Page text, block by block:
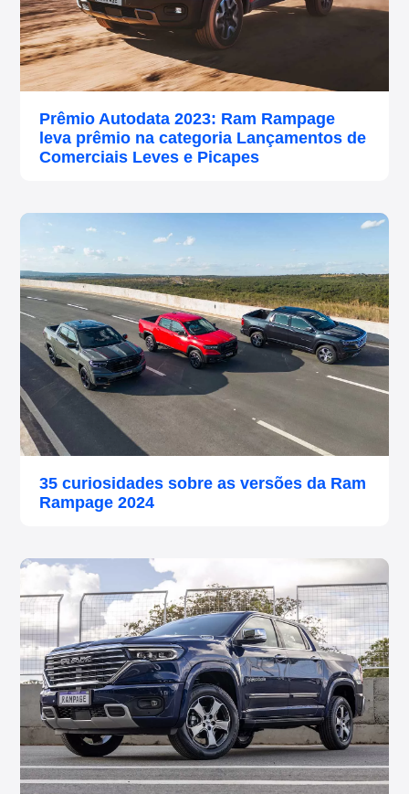
Prêmio Autodata 2023: Ram Rampage
leva prêmio na categoria Lançamentos de
Comerciais Leves e Picapes
35 curiosidades sobre as versões da Ram
Rampage 2024